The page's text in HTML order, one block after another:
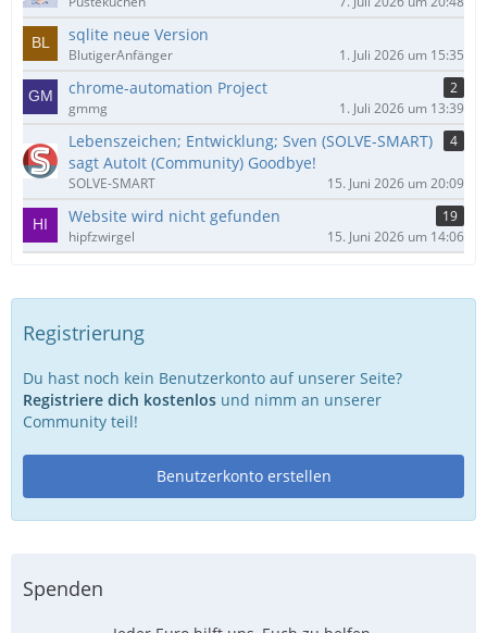
sqlite neue Version
BlutigerAnfänger 1. Juli 2026 um 15:35
chrome-automation Project
2
gmmg
1. Juli 2026 um 13:39
Lebenszeichen; Entwicklung; Sven (SOLVE-SMART)
sagt AutoIt (Community) Goodbye!
4
SOLVE-SMART 15. Juni 2026 um 20:09
Website wird nicht gefunden
19
hipfzwirgel
15. Juni 2026 um 14:06
Registrierung
Du hast noch kein Benutzerkonto auf unserer Seite?
Registriere dich kostenlos und nimm an unserer
Community teil!
Benutzerkonto erstellen
Spenden